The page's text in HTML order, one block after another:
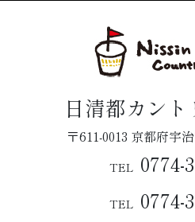
日清都カン
〒611-0013 京都府宇
TEL 0774-
TEL 0774-